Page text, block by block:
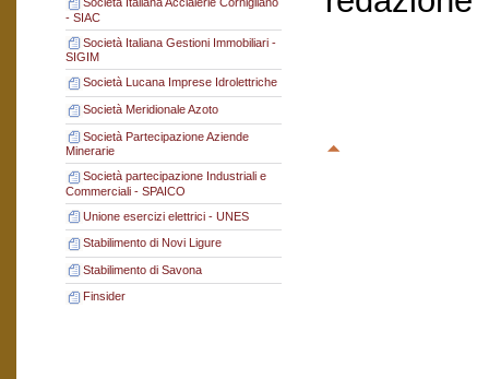
- SIAC
Società Italiana Gestioni Immobiliari -
SIGIM
Società Lucana Imprese Idrolettriche
Società Meridionale Azoto
Società Partecipazione Aziende
Minerarie
Società partecipazione Industriali e
Commerciali - SPAICO
Unione esercizi elettrici - UNES
Stabilimento di Novi Ligure
Stabilimento di Savona
Finsider